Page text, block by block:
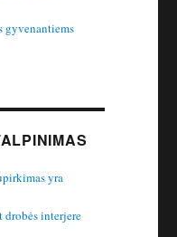
gyvenantiems
yra
drobės interjere